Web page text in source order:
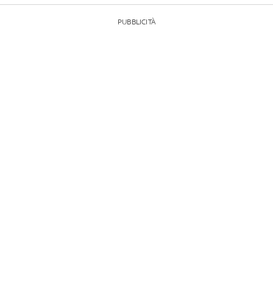
PUBBLICITÀ